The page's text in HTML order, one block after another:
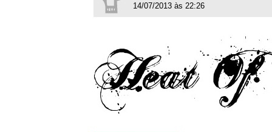
14/07/2013 às 22:26